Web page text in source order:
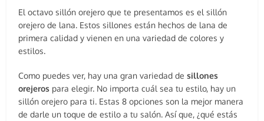
El octavo sillón orejero que te presentamos es el sillón
orejero de lana. Estos sillones están hechos de lana de
primera calidad y vienen en una variedad de colores y
estilos.
Como puedes ver, hay una gran variedad de sillones
orejeros para elegir. No importa cuál sea tu estilo, hay un
sillón orejero para ti. Estas 8 opciones son la mejor manera
de darle un toque de estilo a tu salón. Así que, ¿qué estás